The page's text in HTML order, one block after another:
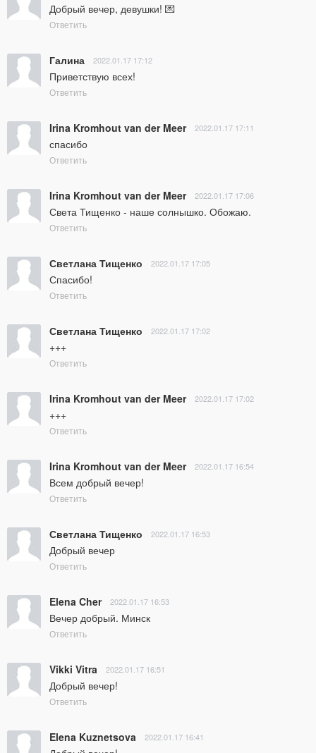
Добрый вечер, девушки! 💌
Ответить
Галина 2022.01.17 17:12
Приветствую всех!
Ответить
Irina Kromhout van der Meer 2022.01.17 17:11
спасибо
Ответить
Irina Kromhout van der Meer 2022.01.17 17:06
Света Тищенко - наше солнышко. Обожаю.
Ответить
Светлана Тищенко 2022.01.17 17:05
Спасибо!
Ответить
Светлана Тищенко 2022.01.17 17:02
+++
Ответить
Irina Kromhout van der Meer 2022.01.17 17:02
+++
Ответить
Irina Kromhout van der Meer 2022.01.17 16:54
Всем добрый вечер!
Ответить
Светлана Тищенко 2022.01.17 16:53
Добрый вечер
Ответить
Elena Cher 2022.01.17 16:53
Вечер добрый. Минск
Ответить
Vikki Vitra 2022.01.17 16:51
Добрый вечер!
Ответить
Elena Kuznetsova 2022.01.17 16:41